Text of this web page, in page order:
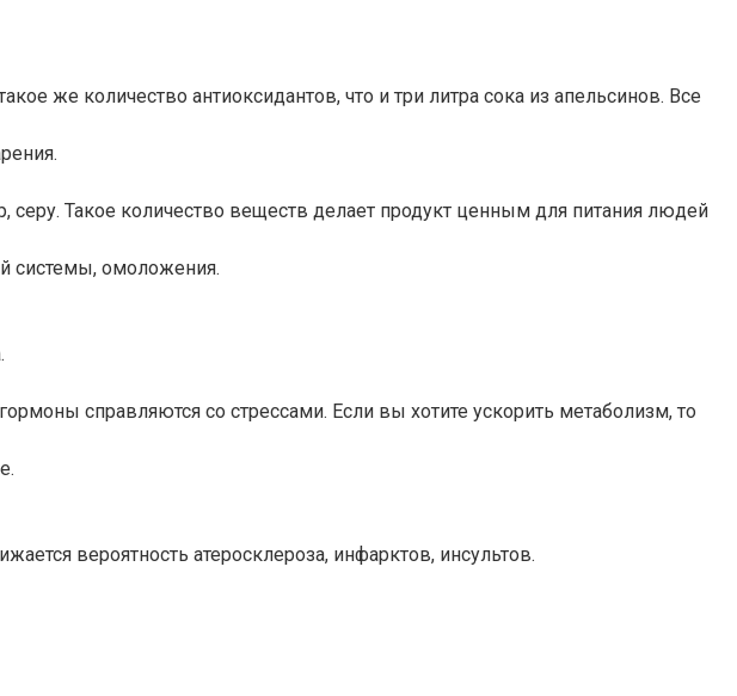
же количество антиоксидантов, что и три литра сока из апельсинов. Все
Такое количество веществ делает продукт ценным для питания людей
системы, омоложения.
справляются со стрессами. Если вы хотите ускорить метаболизм, то
вероятность атеросклероза, инфарктов, инсультов.